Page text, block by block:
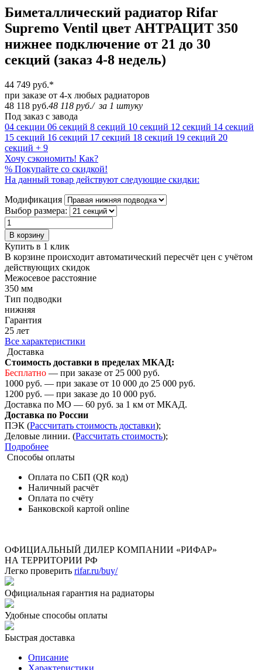
Биметаллический радиатор Rifar
Supremo Ventil цвет АНТРАЦИТ 350
нижнее подключение от 21 до 30
секций (заказ 4-8 недель)
44 749 руб.*
при заказе от 4-х любых радиаторов
48 118 руб.48 118 руб./за 1 штуку
Под заказ с завода
04 секции 06 секций 8 секций 10 секций 12 секций 14 секций
15 секций 16 секций 17 секций 18 секций 19 секций 20
секций + 9
Хочу сэкономить! Как?
% Покупайте со скидкой!
На данный товар действуют следующие скидки:
Модификация
Выбор размера:
В корзину
Купить в 1 клик
В корзине происходит автоматический пересчёт цен с учётом
действующих скидок
Межосевое расстояние
350 мм
Тип подводки
нижняя
Гарантия
25 лет
Все характеристики
Доставка
Стоимость доставки в пределах МКАД:
Бесплатно — при заказе от 25 000 руб.
1000 руб. — при заказе от 10 000 до 25 000 руб.
1200 руб. — при заказе до 10 000 руб.
Доставка по МО — 60 руб. за 1 км от МКАД.
Доставка по России
ПЭК (Рассчитать стоимость доставки);
Деловые линии. (Рассчитать стоимость);
Подробнее
Способы оплаты
Оплата по СБП (QR код)
Наличный расчёт
Оплата по счёту
Банковской картой online
ОФИЦИАЛЬНЫЙ ДИЛЕР КОМПАНИИ «РИФАР»
НА ТЕРРИТОРИИ РФ
Легко проверить rifar.ru/buy/
Официальная гарантия на радиаторы
Удобные способы оплаты
Быстрая доставка
Описание
Характеристики